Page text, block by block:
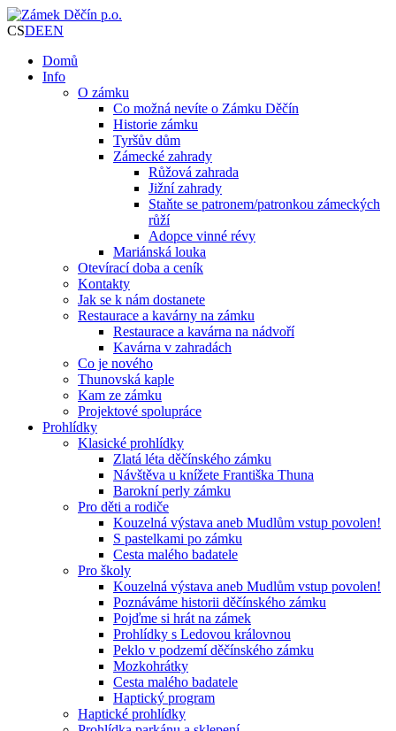
CSDEEN
Domů
Info
O zámku
Co možná nevíte o Zámku Děčín
Historie zámku
Tyršův dům
Zámecké zahrady
Růžová zahrada
Jižní zahrady
Staňte se patronem/patronkou zámeckých
růží
Adopce vinné révy
Mariánská louka
Otevírací doba a ceník
Kontakty
Jak se k nám dostanete
Restaurace a kavárny na zámku
Restaurace a kavárna na nádvoří
Kavárna v zahradách
Co je nového
Thunovská kaple
Kam ze zámku
Projektové spolupráce
Prohlídky
Klasické prohlídky
Zlatá léta děčínského zámku
Návštěva u knížete Františka Thuna
Barokní perly zámku
Pro děti a rodiče
Kouzelná výstava aneb Mudlům vstup povolen!
S pastelkami po zámku
Cesta malého badatele
Pro školy
Kouzelná výstava aneb Mudlům vstup povolen!
Poznáváme historii děčínského zámku
Pojďme si hrát na zámek
Prohlídky s Ledovou královnou
Peklo v podzemí děčínského zámku
Mozkohrátky
Cesta malého badatele
Haptický program
Haptické prohlídky